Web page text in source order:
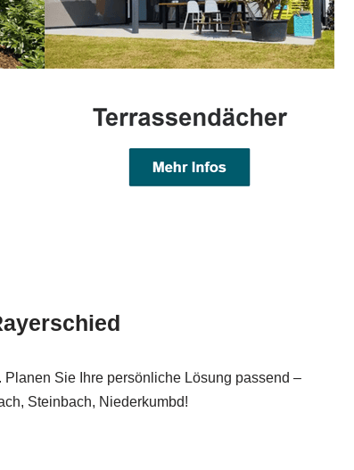
Sie Ihre persönliche Lösung passend –
Steinbach, Niederkumbd!